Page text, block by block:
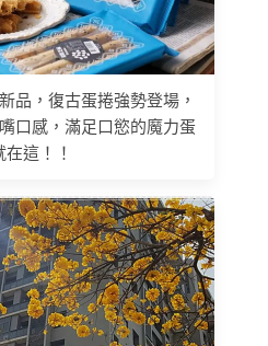
品，復古蛋捲強勢登場，
口感，滿足口慾的魔力蛋
在這！！